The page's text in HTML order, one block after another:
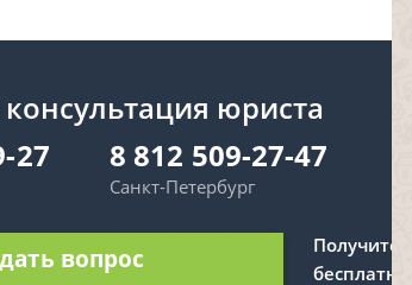
юриста
27
8 812 509-27-47
Санкт-Петербург
вопрос
Получите
бесплатно